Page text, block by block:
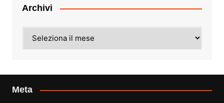
Archivi
Meta